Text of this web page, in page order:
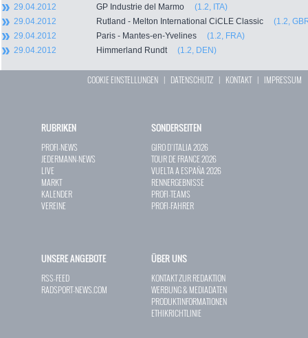
29.04.2012
GP Industrie del Marmo (1.2, ITA)
29.04.2012
Rutland - Melton International CiCLE Classic (1.2,
29.04.2012
Paris - Mantes-en-Yvelines (1.2, FRA)
29.04.2012
Himmerland Rundt (1.2, DEN)
COOKIE EINSTELLUNGEN | DATENSCHUTZ | KONTAKT| IMPRESSUM
RUBRIKEN
PROFI-NEWS
JEDERMANN-NEWS
LIVE
MARKT
KALENDER
VEREINE
SONDERSEITEN
GIRO D`ITALIA 2026
TOUR DE FRANCE 2026
VUELTA A ESPAÑA 2026
RENNERGEBNISSE
PROFI-TEAMS
PROFI-FAHRER
UNSERE ANGEBOTE
RSS-FEED
RADSPORT-NEWS.COM
ÜBER UNS
KONTAKT ZUR REDAKTION
WERBUNG & MEDIADATEN
PRODUKTINFORMATIONEN
ETHIKRICHTLINIE